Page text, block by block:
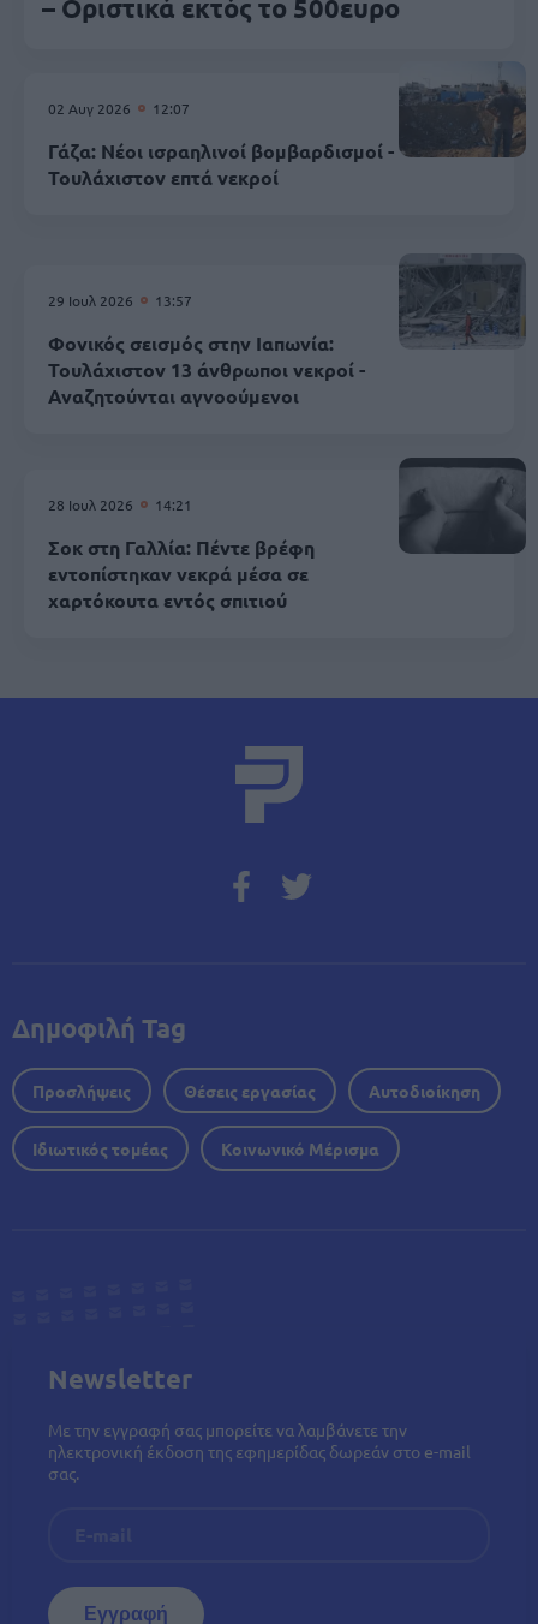
– Οριστικά εκτός το 500ευρο
02 Αυγ 2026 12:07
Γάζα: Νέοι ισραηλινοί βομβαρδισμοί -
Τουλάχιστον επτά νεκροί
29 Ιουλ 2026 13:57
Φονικός σεισμός στην Ιαπωνία:
Τουλάχιστον 13 άνθρωποι νεκροί -
Αναζητούνται αγνοούμενοι
28 Ιουλ 2026 14:21
Σοκ στη Γαλλία: Πέντε βρέφη
εντοπίστηκαν νεκρά μέσα σε
χαρτόκουτα εντός σπιτιού
Δημοφιλή Tag
Προσλήψεις Θέσεις εργασίας Αυτοδιοίκηση
Ιδιωτικός τομέας Κοινωνικό Μέρισμα
Newsletter
Με την εγγραφή σας μπορείτε να λαμβάνετε την
ηλεκτρονική έκδοση της εφημερίδας δωρεάν στο e-mail
σας.